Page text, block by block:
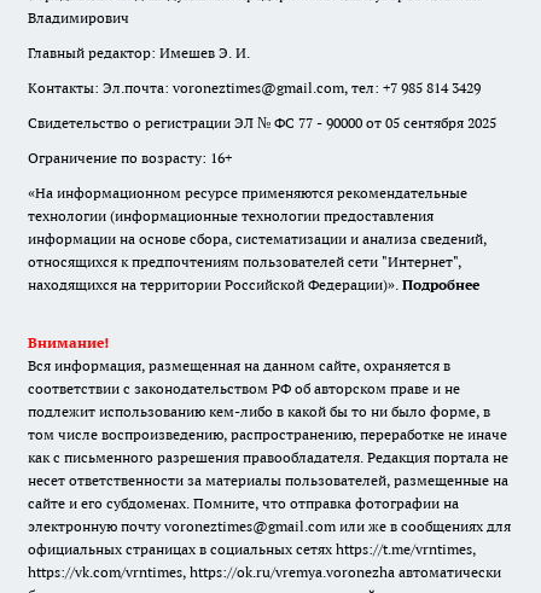
Владимирович
Главный редактор: Имешев Э. И.
Контакты: Эл.почта: voroneztimes@gmail.com, тел: +7 985 814 3429
Свидетельство о регистрации ЭЛ № ФС 77 - 90000 от 05 сентября 2025
Ограничение по возрасту: 16+
«На информационном ресурсе применяются рекомендательные
технологии (информационные технологии предоставления
информации на основе сбора, систематизации и анализа сведений,
относящихся к предпочтениям пользователей сети "Интернет",
находящихся на территории Российской Федерации)». Подробнее
Внимание!
Вся информация, размещенная на данном сайте, охраняется в
соответствии с законодательством РФ об авторском праве и не
подлежит использованию кем-либо в какой бы то ни было форме, в
том числе воспроизведению, распространению, переработке не иначе
как с письменного разрешения правообладателя. Редакция портала не
несет ответственности за материалы пользователей, размещенные на
сайте и его субдоменах. Помните, что отправка фотографии на
электронную почту voroneztimes@gmail.com или же в сообщениях для
официальных страницах в социальных сетях https://t.me/vrntimes,
https://vk.com/vrntimes, https://ok.ru/vremya.voronezha автоматически